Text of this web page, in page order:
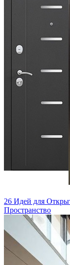
26 Идей для
Пространство